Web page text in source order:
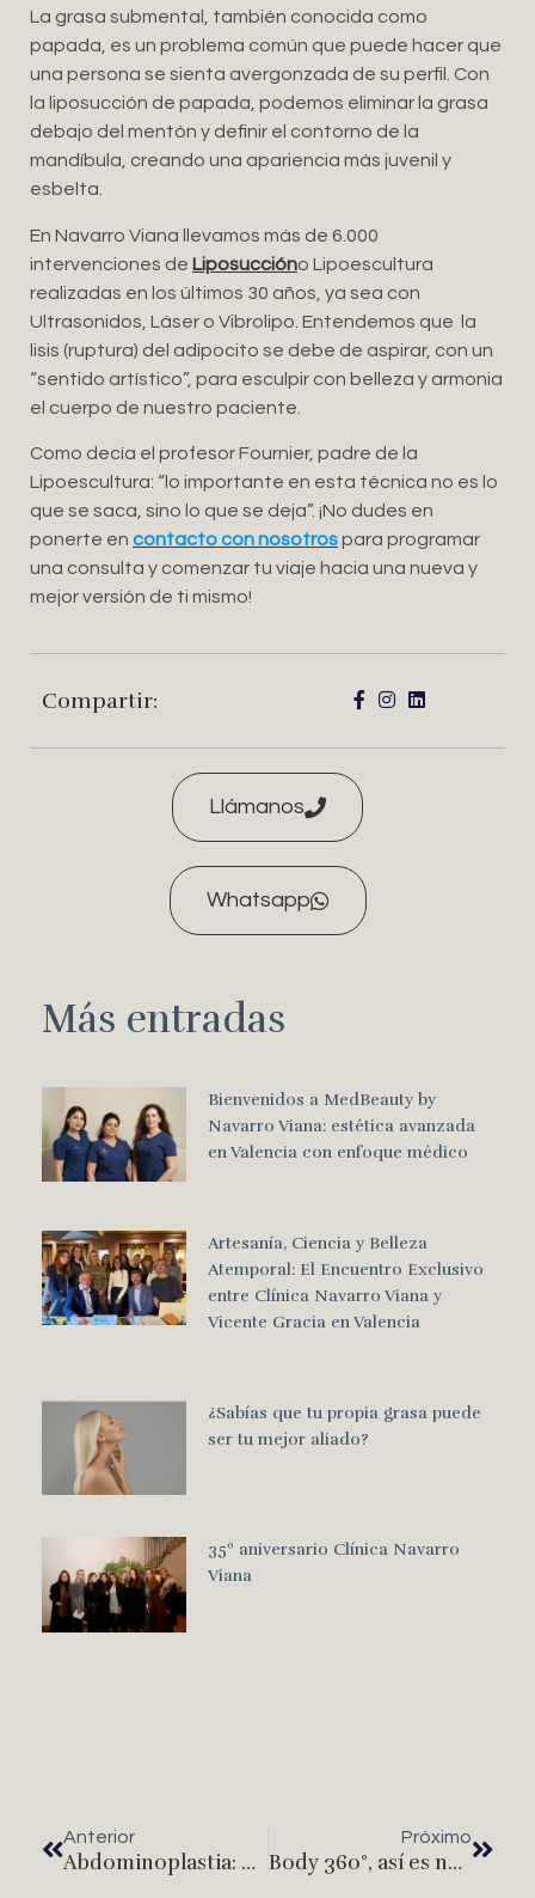
La grasa submental, también conocida como
papada, es un problema común que puede hacer que
una persona se sienta avergonzada de su perfil. Con
la liposucción de papada, podemos eliminar la grasa
debajo del mentón y definir el contorno de la
mandíbula, creando una apariencia más juvenil y
esbelta.
En Navarro Viana llevamos más de 6.000
intervenciones de Liposuccióno Lipoescultura
realizadas en los últimos 30 años, ya sea con
Ultrasonidos, Láser o Vibrolipo. Entendemos que la
lisis (ruptura) del adipocito se debe de aspirar, con un
“sentido artístico”, para esculpir con belleza y armonia
el cuerpo de nuestro paciente.
Como decía el profesor Fournier, padre de la
Lipoescultura: “lo importante en esta técnica no es lo
que se saca, sino lo que se deja”. ¡No dudes en
ponerte en contacto con nosotrospara programar
una consulta y comenzar tu viaje hacia una nueva y
mejor versión de ti mismo!
Compartir:
Llámanos
Whatsapp
Más entradas
Bienvenidos a MedBeauty by
Navarro Viana: estética avanzada
en Valencia con enfoque médico
Artesanía, Ciencia y Belleza
Atemporal: El Encuentro Exclusivo
entre Clínica Navarro Viana y
Vicente Gracia en Valencia
¿Sabías que tu propia grasa puede
ser tu mejor aliado?
35º aniversario Clínica Navarro
Viana
Anterior
Abdominoplastia: La guía completa
Próximo
Body 360°, así es nuestro tratamiento corporal para combatir celulitis y flacidez